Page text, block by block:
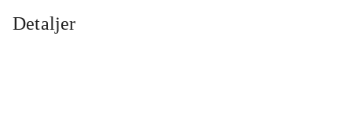
Detaljer